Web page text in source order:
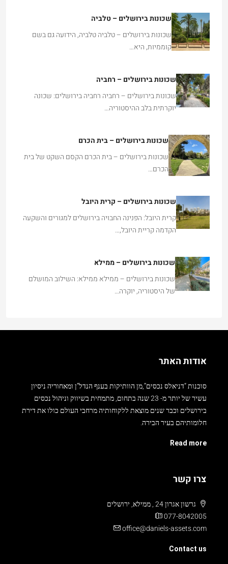
שכונות בירושלים – טלביה
שכונות בירושלים – טלביה טלביה, הידועה גם בשם
קוממיות, היא…
שכונות בירושלים – רחביה
שכונות בירושלים – רחביה רחביה בירושלים: שכונה
יוקרתית בלב ההיסטוריה…
שכונות בירושלים – בית הכרם
שכונות בירושלים – בית הכרם הקסם השקט של בית
הכרם…
שכונות בירושלים – קרית היובל
קרית היובל: הפנינה החבויה בירושלים למגורים והשקעה
הקדמה קריית היובל,…
שכונות בירושלים – ממילא
שכונות בירושלים – ממילא ממילא: השילוב המושלם
של היסטוריה, יוקרה…
אודות האתר
סוכנות “דניאלס נכסים”,מן הוותיקות בענף הנדל”ן ומאחוריה ניסיון
עשיר של יותר מ- 23 שנה בתחום, מתמחית בשיווק וניהול נכסים
בירושלים וכבר שנים מוצאת ללקוחותיה מרחבי העולם כולו את דירת
חלומותיהם בעיר הבירה.
Read more
צרו קשר
גרשון אגרון 24 , ממילא, ירושלים
077-8042005
office@daniels-assets.com
Contact us